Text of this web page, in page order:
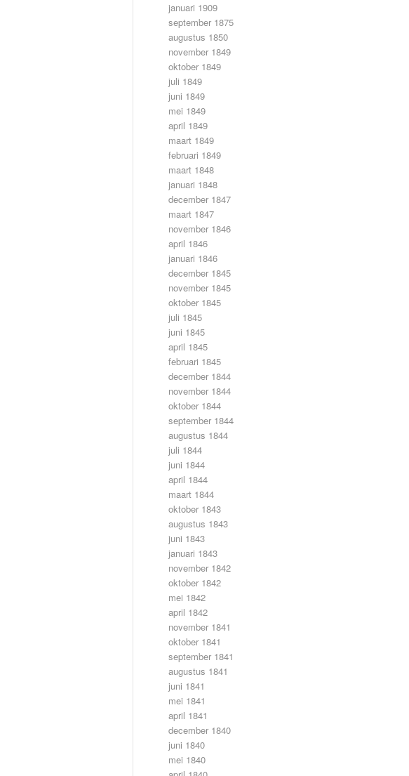
januari 1909
september 1875
augustus 1850
november 1849
oktober 1849
juli 1849
juni 1849
mei 1849
april 1849
maart 1849
februari 1849
maart 1848
januari 1848
december 1847
maart 1847
november 1846
april 1846
januari 1846
december 1845
november 1845
oktober 1845
juli 1845
juni 1845
april 1845
februari 1845
december 1844
november 1844
oktober 1844
september 1844
augustus 1844
juli 1844
juni 1844
april 1844
maart 1844
oktober 1843
augustus 1843
juni 1843
januari 1843
november 1842
oktober 1842
mei 1842
april 1842
november 1841
oktober 1841
september 1841
augustus 1841
juni 1841
mei 1841
april 1841
december 1840
juni 1840
mei 1840